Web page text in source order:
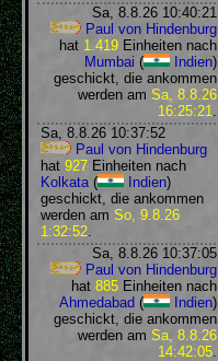
Sa, 8.8.26 10:40:21
Paul von Hindenburg
hat 1.419 Einheiten nach
Mumbai ( Indien)
geschickt, die ankommen
werden am Sa, 8.8.26
16:25:21.
Sa, 8.8.26 10:37:52
Paul von Hindenburg
hat 927 Einheiten nach
Kolkata( Indien)
geschickt, die ankommen
werden am So, 9.8.26
1:32:52.
Sa, 8.8.26 10:37:05
Paul von Hindenburg
hat 885 Einheiten nach
Ahmedabad ( Indien)
geschickt, die ankommen
werden am Sa, 8.8.26
14:42:05.